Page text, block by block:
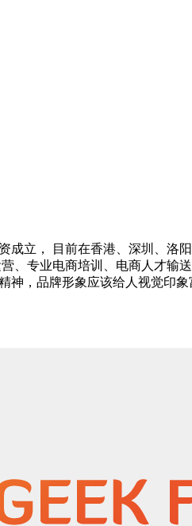
成立， 目前在香港、深圳、洛
、专业电商培训、电商人才输
，品牌形象应该给人视觉印象